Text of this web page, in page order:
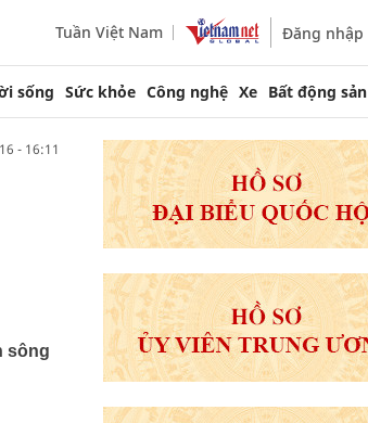
Tuần Việt Nam Đăng nhập
sống Sức khỏe Công nghệ Xe Bất động sản
- 16:11
sông